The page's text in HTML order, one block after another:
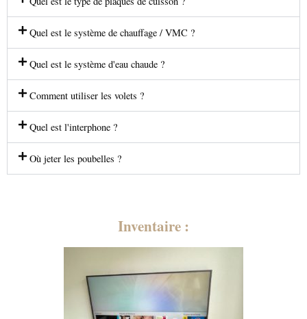
Quel est le système de chauffage / VMC ?
Quel est le système d'eau chaude ?
Comment utiliser les volets ?
Quel est l'interphone ?
Où jeter les poubelles ?
Inventaire :